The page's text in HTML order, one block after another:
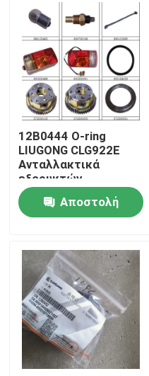
Αρχική Σελίδα
Προϊόντα
Σχετικά με εμάς
Γύρος εργοστασίων
Ποιοτικός έλεγχος
12Β0444 Ο-ring
LIUGONG CLG922E
Ανταλλακτικά
εξορυκτών
Αποστολή